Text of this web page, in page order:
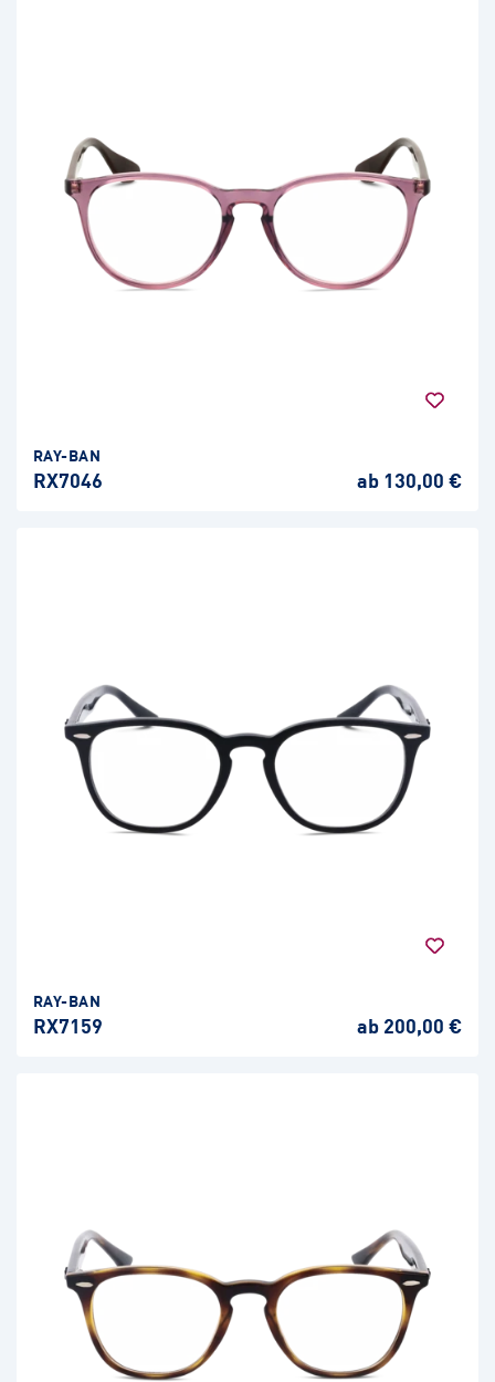
RAY-BAN
RX7046 ab 130,00 €
RAY-BAN
RX7159 ab 200,00 €